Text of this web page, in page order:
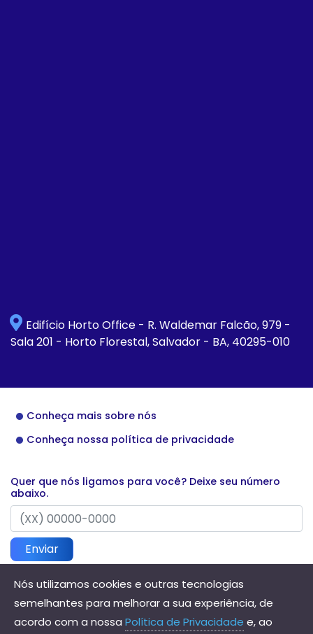
Edifício Horto Office - R. Waldemar Falcão, 979 -
Sala 201 - Horto Florestal, Salvador - BA, 40295-010
Conheça mais sobre nós
Conheça nossa política de privacidade
Quer que nós ligamos para você? Deixe seu número
abaixo.
Enviar
Direitos reservados à Hannis Contabilidade - 2026
Nós utilizamos cookies e outras tecnologias
semelhantes para melhorar a sua experiência, de
acordo com a nossa Política de Privacidade e, ao